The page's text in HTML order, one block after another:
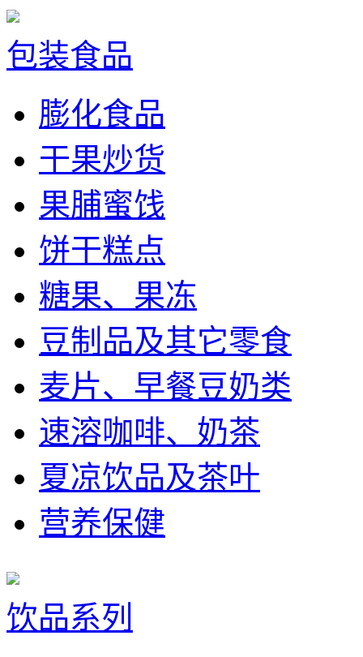
包装食品
膨化食品
干果炒货
果脯蜜饯
饼干糕点
糖果、果冻
豆制品及其它零食
麦片、早餐豆奶类
速溶咖啡、奶茶
夏凉饮品及茶叶
营养保健
饮品系列